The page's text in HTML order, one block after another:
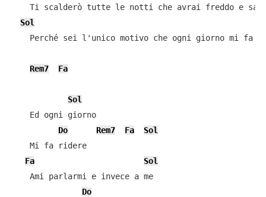
Ti scalderò tutte le notti che avrai freddo e sai
Sol
Perché sei l'unico motivo che ogni giorno mi fa
Rem7 Fa
Sol
    Ed ogni giorno
Do
Rem7 Fa
Sol
    Mi fa ridere
Fa
Sol
    Ami parlarmi e invece a me
Do